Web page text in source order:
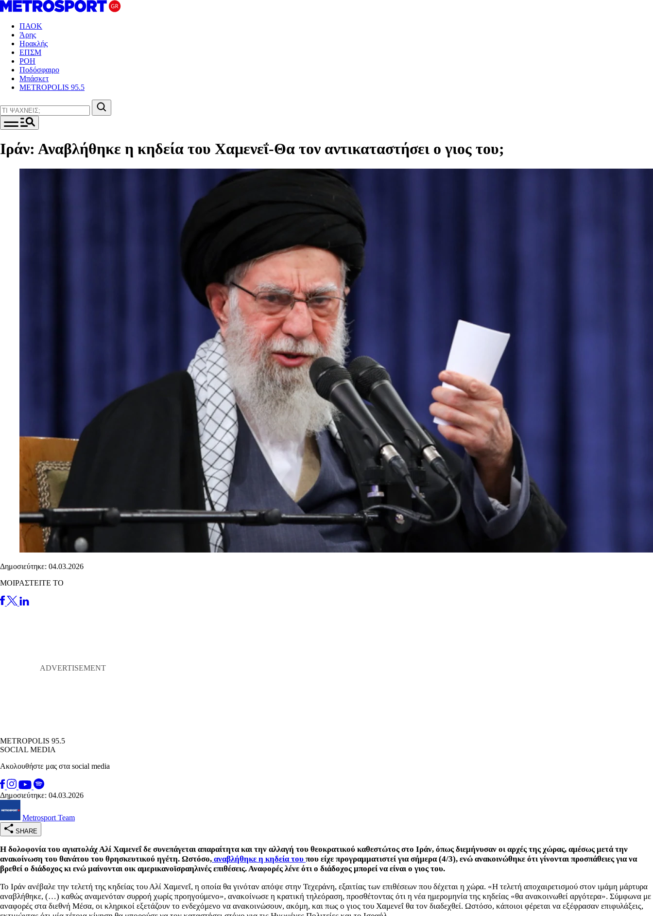
ΠΑΟΚ
Άρης
Ηρακλής
ΕΠΣΜ
ΡΟΗ
Ποδόσφαιρο
Μπάσκετ
METROPOLIS 95.5
Ιράν: Αναβλήθηκε η κηδεία του Χαμενεΐ-Θα τον αντικαταστήσει ο γιος του;
Δημοσιεύτηκε: 04.03.2026
ΜΟΙΡΑΣΤΕΙΤΕ ΤΟ
METROPOLIS 95.5
SOCIAL MEDIA
Ακολουθήστε μας στα social media
Δημοσιεύτηκε: 04.03.2026
Metrosport Team
SHARE
Η δολοφονία του αγιατολάχ Αλί Χαμενεΐ δε συνεπάγεται απαραίτητα και την αλλαγή του θεοκρατικού καθεστώτος στο Ιράν, όπως διεμήνυσαν οι αρχές της χώρας, αμέσως μετά την
ανακοίνωση του θανάτου του θρησκευτικού ηγέτη. Ωστόσο, αναβλήθηκε η κηδεία του που είχε προγραμματιστεί για σήμερα (4/3), ενώ ανακοινώθηκε ότι γίνονται προσπάθειες για να
βρεθεί ο διάδοχος κι ενώ μαίνονται οικ αμερικανοϊσραηλινές επιθέσεις. Αναφορές λένε ότι ο διάδοχος μπορεί να είναι ο γιος του.
Το Ιράν ανέβαλε την τελετή της κηδείας του Αλί Χαμενεΐ, η οποία θα γινόταν απόψε στην Τεχεράνη, εξαιτίας των επιθέσεων που δέχεται η χώρα. «Η τελετή αποχαιρετισμού στον ιμάμη μάρτυρα
αναβλήθηκε, (…) καθώς αναμενόταν συρροή χωρίς προηγούμενο», ανακοίνωσε η κρατική τηλεόραση, προσθέτοντας ότι η νέα ημερομηνία της κηδείας «θα ανακοινωθεί αργότερα». Σύμφωνα με
αναφορές στα διεθνή Μέσα, οι κληρικοί εξετάζουν το ενδεχόμενο να ανακοινώσουν, ακόμη, και πως ο γιος του Χαμενεΐ θα τον διαδεχθεί. Ωστόσο, κάποιοι φέρεται να εξέφρασαν επιφυλάξεις,